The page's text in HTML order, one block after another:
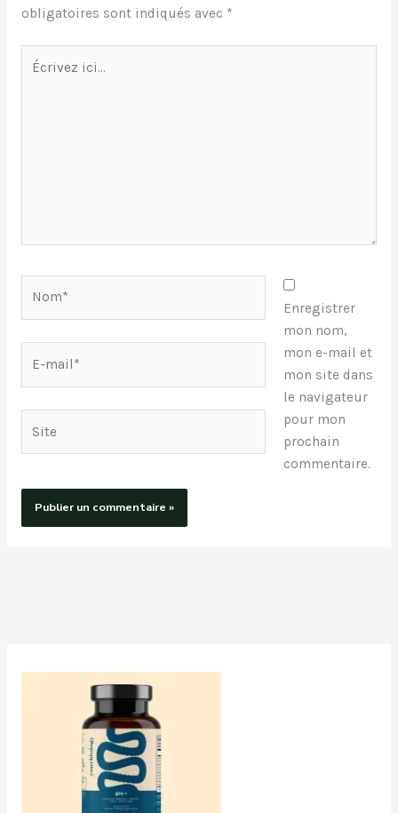
obligatoires sont indiqués avec *
Écrivez
ici…
mail*
Enregistrer
mon nom,
mon e-mail et
mon site dans
le navigateur
pour mon
prochain
commentaire.